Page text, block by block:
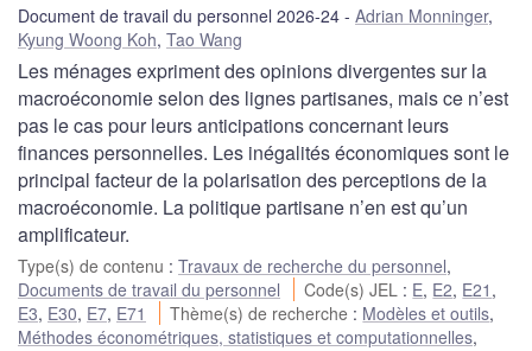
Document de travail du personnel 2026-24 Adrian Monninger,
Kyung Woong Koh, Tao Wang
Les ménages expriment des opinions divergentes sur la
macroéconomie selon des lignes partisanes, mais ce n’est
pas le cas pour leurs anticipations concernant leurs
finances personnelles. Les inégalités économiques sont le
principal facteur de la polarisation des perceptions de la
macroéconomie. La politique partisane n’en est qu’un
amplificateur.
Type(s) de contenu : Travaux de recherche du personnel,
Documents de travail du personnel
Code(s) JEL : E, E2, E21 ,
E3, E30, E7, E71 Thème(s) de recherche : Modèles et outils,
Méthodes économétriques, statistiques et computationnelles,